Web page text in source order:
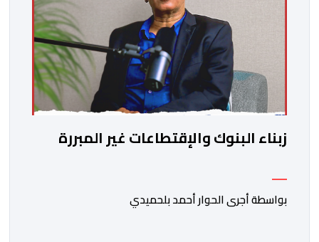
زبناء البنوك والإقتطاعات غير المبررة
بواسطة أجرى الحوار أحمد بلحميدي